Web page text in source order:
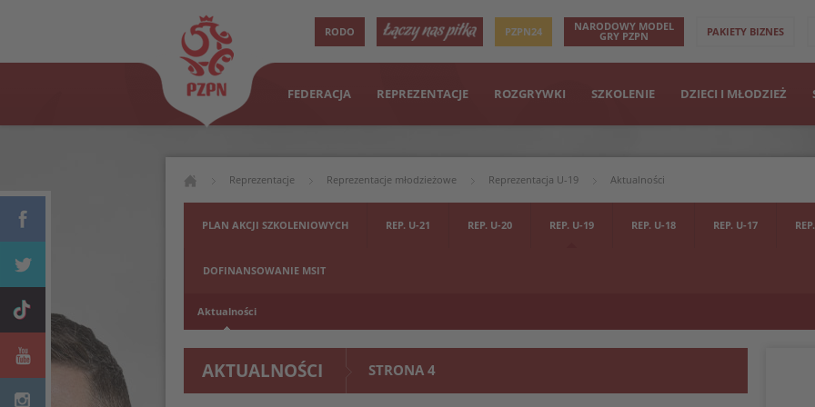
RODO PZPN24 NARODOWY MODEL
GRY PZPN PAKIETY BIZNES
FEDERACJA REPREZENTACJE ROZGRYWKI SZKOLENIE DZIECI I MŁODZIEŻ
Reprezentacje Reprezentacje młodzieżowe Reprezentacja U-19 Aktualności
PLAN AKCJI SZKOLENIOWYCH REP. U-21 REP. U-20 REP. U-19 REP. U-18 REP. U-17
DOFINANSOWANIE MSIT
Aktualności
AKTUALNOŚCI STRONA 4